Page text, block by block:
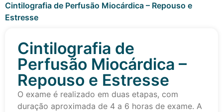
Cintilografia de Perfusão Miocárdica – Repouso e
Estresse
Cintilografia de
Perfusão Miocárdica –
Repouso e Estresse
O exame é realizado em duas etapas, com
duração aproximada de 4 a 6 horas de exame. A